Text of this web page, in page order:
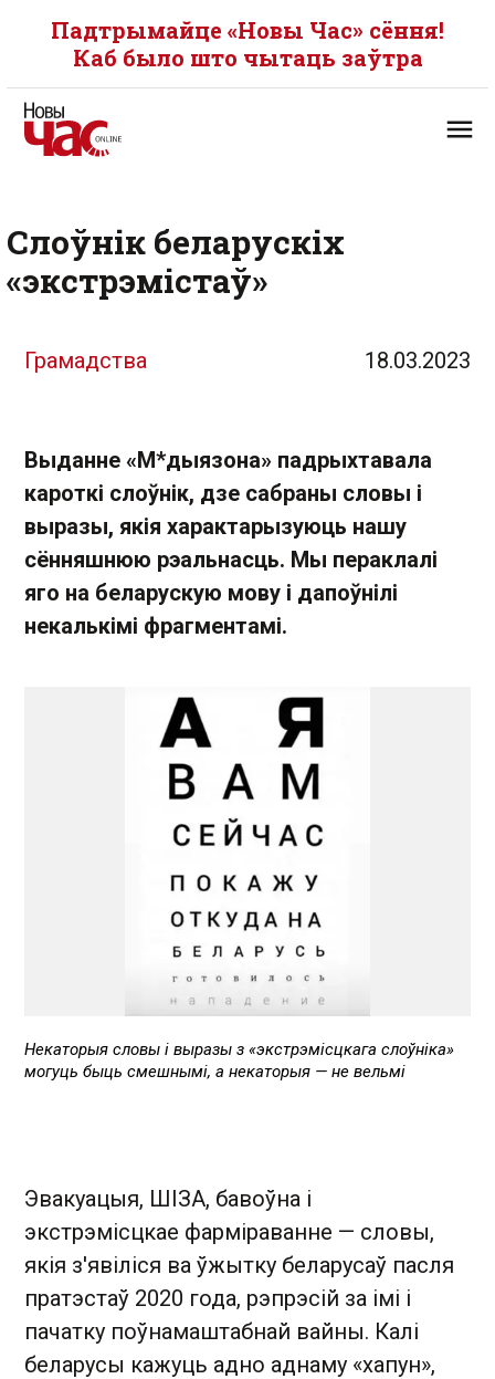
Падтрымайце «Новы Час» сёння!
Каб было што чытаць заўтра
Слоўнік беларускіх
«экстрэмістаў»
Грамадства 18.03.2023
Выданне «М*дыязона» падрыхтавала
кароткі слоўнік, дзе сабраны словы і
выразы, якія характарызуюць нашу
сённяшнюю рэальнасць. Мы пераклалі
яго на беларускую мову і дапоўнілі
некалькімі фрагментамі.
Некаторыя словы і выразы з «экстрэмісцкага слоўніка»
могуць быць смешнымі, а некаторыя — не вельмі
Эвакуацыя, ШІЗА, бавоўна і
экстрэмісцкае фарміраванне — словы,
якія з'явіліся ва ўжытку беларусаў пасля
пратэстаў 2020 года, рэпрэсій за імі і
пачатку поўнамаштабнай вайны. Калі
беларусы кажуць адно аднаму «хапун»,